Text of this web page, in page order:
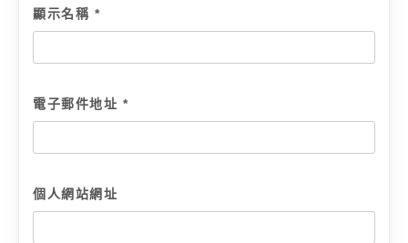
顯示名稱 *
電子郵件地址*
個人網站網址